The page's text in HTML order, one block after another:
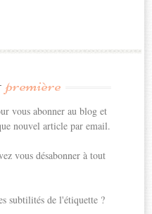
première
vous abonner au blog et
nouvel article par email.
vous désabonner à tout
subtilités de l'étiquette ?